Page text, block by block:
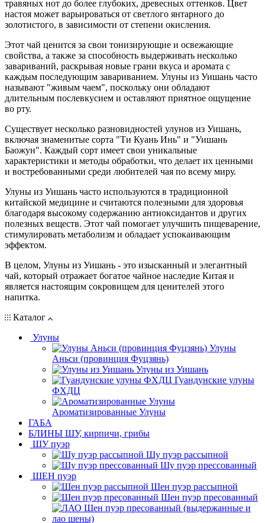
травяных нот до более глубоких, древесных оттенков. Цвет
настоя может варьироваться от светлого янтарного до
золотистого, в зависимости от степени окисления.
Этот чай ценится за свои тонизирующие и освежающие
свойства, а также за способность выдерживать несколько
завариваний, раскрывая новые грани вкуса и аромата с
каждым последующим завариванием. Улуны из Уишань часто
называют "живым чаем", поскольку они обладают
длительным послевкусием и оставляют приятное ощущение
во рту.
Существует несколько разновидностей улунов из Уишань,
включая знаменитые сорта "Ти Куань Инь" и "Уишань
Баожун". Каждый сорт имеет свои уникальные
характеристики и методы обработки, что делает их ценными
и востребованными среди любителей чая по всему миру.
Улуны из Уишань часто используются в традиционной
китайской медицине и считаются полезными для здоровья
благодаря высокому содержанию антиоксидантов и других
полезных веществ. Этот чай помогает улучшить пищеварение,
стимулировать метаболизм и обладает успокаивающим
эффектом.
В целом, Улуны из Уишань - это изысканный и элегантный
чай, который отражает богатое чайное наследие Китая и
является настоящим сокровищем для ценителей этого
напитка.
Каталог
Улуны
Улуны
Аньси (провинция Фуцзянь)
Улуны из Уишань
Гуандунские улуны
ФХДЦ
Ароматизированные Улуны
ГАБА
БЛИНЫ ШУ, кирпичи, грибы
ШУ пуэр
Шу пуэр рассыпной
Шу пуэр прессованный
ШЕН пуэр
Шен пуэр рассыпной
Шен пуэр пресованный